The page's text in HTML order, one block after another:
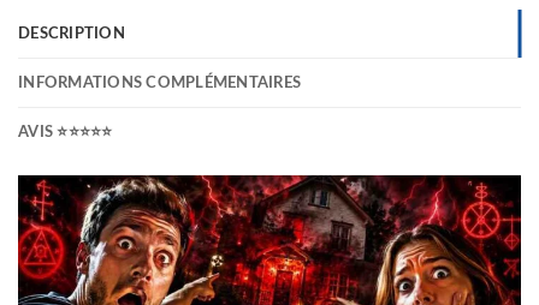
DESCRIPTION
INFORMATIONS COMPLÉMENTAIRES
AVIS ⭐⭐⭐⭐⭐